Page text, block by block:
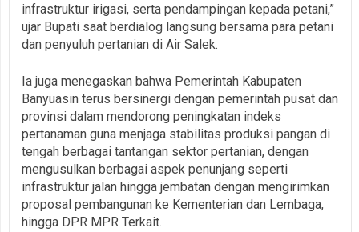
infrastruktur irigasi, serta pendampingan kepada petani,”
ujar Bupati saat berdialog langsung bersama para petani
dan penyuluh pertanian di Air Salek.
‎Ia juga menegaskan bahwa Pemerintah Kabupaten
Banyuasin terus bersinergi dengan pemerintah pusat dan
provinsi dalam mendorong peningkatan indeks
pertanaman guna menjaga stabilitas produksi pangan di
tengah berbagai tantangan sektor pertanian, dengan
mengusulkan berbagai aspek penunjang seperti
infrastruktur jalan hingga jembatan dengan mengirimkan
proposal pembangunan ke Kementerian dan Lembaga,
hingga DPR MPR Terkait.